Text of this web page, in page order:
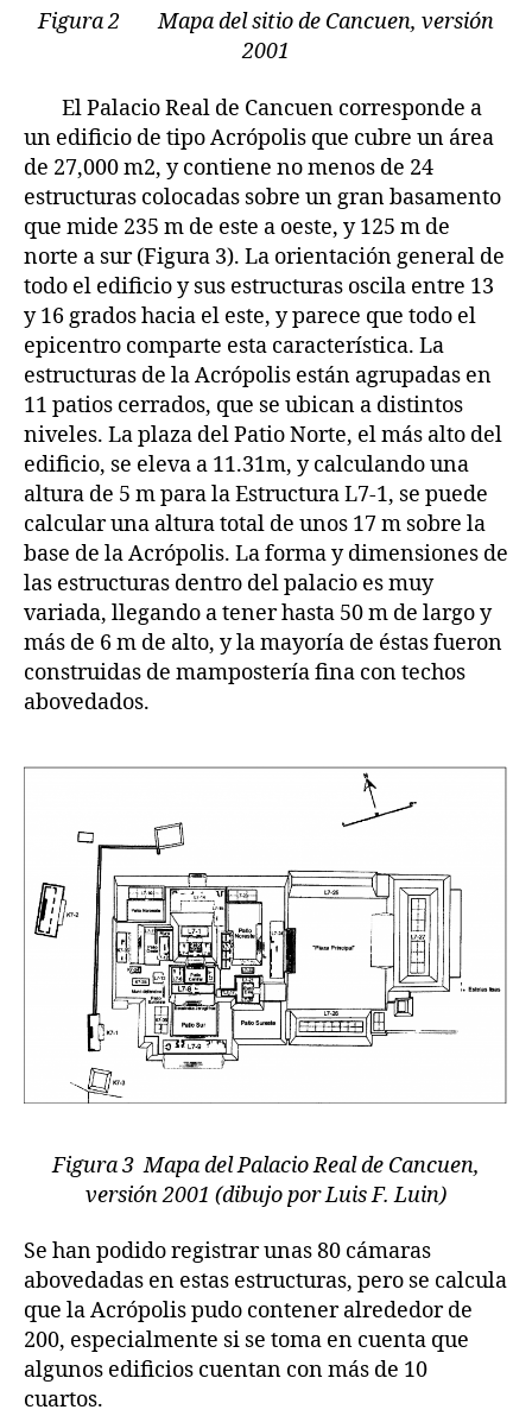
Figura 2 Mapa del sitio de Cancuen, versión
2001
El Palacio Real de Cancuen corresponde a
un edificio de tipo Acrópolis que cubre un área
de 27,000 m2, y contiene no menos de 24
estructuras colocadas sobre un gran basamento
que mide 235 m de este a oeste, y 125 m de
norte a sur (Figura 3). La orientación general de
todo el edificio y sus estructuras oscila entre 13
y 16 grados hacia el este, y parece que todo el
epicentro comparte esta característica. La
estructuras de la Acrópolis están agrupadas en
11 patios cerrados, que se ubican a distintos
niveles. La plaza del Patio Norte, el más alto del
edificio, se eleva a 11.31m, y calculando una
altura de 5 m para la Estructura L7-1, se puede
calcular una altura total de unos 17 m sobre la
base de la Acrópolis. La forma y dimensiones de
las estructuras dentro del palacio es muy
variada, llegando a tener hasta 50 m de largo y
más de 6 m de alto, y la mayoría de éstas fueron
construidas de mampostería fina con techos
abovedados.
Figura 3 Mapa del Palacio Real de Cancuen,
versión 2001 (dibujo por Luis F. Luin)
Se han podido registrar unas 80 cámaras
abovedadas en estas estructuras, pero se calcula
que la Acrópolis pudo contener alrededor de
200, especialmente si se toma en cuenta que
algunos edificios cuentan con más de 10
cuartos.